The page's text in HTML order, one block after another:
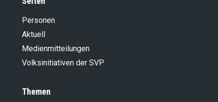
Personen
Aktuell
Medienmitteilungen
Volksinitiativen der SVP
Themen